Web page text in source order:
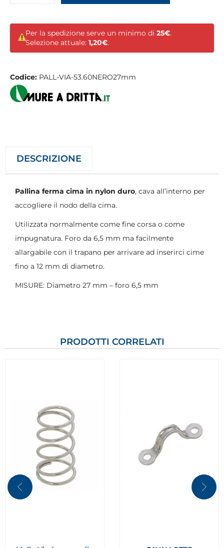
Per la spedizione serve un minimo di25€.
Selezione attuale:1,20€.
Codice: PALL-VIA-53.60NERO27mm
DESCRIZIONE
Pallina ferma cima in nylon duro, cava all’interno per
accogliere il nodo della cima.
Utilizzata normalmente come fine corsa o come
impugnatura. Foro da 6,5 mm ma facilmente
allargabile con il trapano per arrivare ad inserirci cime
fino a 12 mm di diametro.
MISURE: Diametro 27 mm – foro 6,5 mm
PRODOTTI CORRELATI